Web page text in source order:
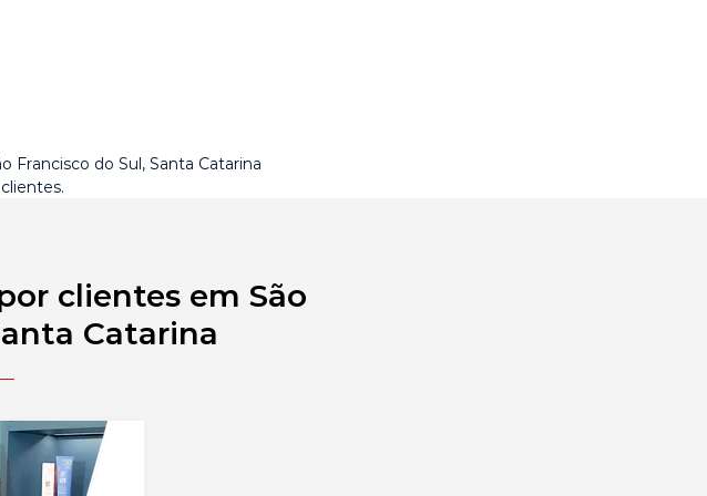
do Sul, Santa Catarina
clientes em São
Catarina